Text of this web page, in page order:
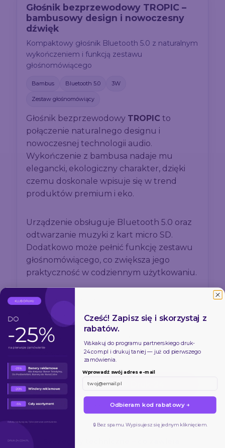
Głośnik bezprzewodowy TROPIC –
bambusowy design i nowoczesny
dźwięk
Kompaktowy głośnik Bluetooth 5.0 z naturalnym
wykończeniem i funkcją zestawu
głośnomówiącego
Bambus Bluetooth 5.0 3W
Zestaw głośnomówiący
Głośnik bezprzewodowy TROPIC to
połączenie naturalnego designu i
nowoczesnej technologii audio.
Wykończenie z bambusa nadaje mu
elegancki, ekologiczny charakter, dzięki
czemu doskonale wpisuje się w trend
produktów premium i eko.
Urządzenie obsługuje Bluetooth 5.0 oraz
odtwarzanie muzyki z kart micro SD.
Dodatkowo może pełnić funkcję zestawu
głośnomówiącego, co zwiększa jego
praktyczność w codziennym użytkowaniu.
Moc wyjściowa: 3W
Czas pracy: 2–3 godziny
Czas ładowania: ok. 2 godziny
Pojemność baterii: 300 mAh
Wersja Bluetooth: 5.0
Zamów online w Druk-24
Eko bambus Gadżet premium
Cześć! Zapisz się i skorzystaj z
rabatów.
Wskakuj do programu partnerskiegodruk-
24.com.pl i drukuj taniej — już od pierwszego
zamówienia.
Wprowadź swój adres e-mail
Odbieram kod rabatowy →
🔒 Bez spamu. Wypisujesz się jednym kliknięciem.